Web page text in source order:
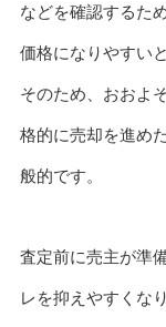
などを確認するた
価格になりやすい
そのため、おおよ
格的に売却を進め
般的です。
査定前に売主が準
レを抑えやすくな